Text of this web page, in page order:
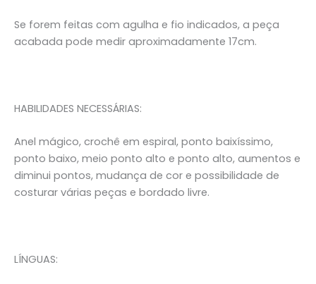
Se forem feitas com agulha e fio indicados, a peça
acabada pode medir aproximadamente 17cm.
HABILIDADES NECESSÁRIAS:
Anel mágico, crochê em espiral, ponto baixíssimo,
ponto baixo, meio ponto alto e ponto alto, aumentos e
diminui pontos, mudança de cor e possibilidade de
costurar várias peças e bordado livre.
LÍNGUAS: